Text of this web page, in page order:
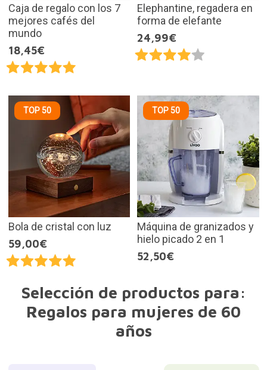
Caja de regalo con los 7
mejores cafés del
mundo
18,45€
Elephantine, regadera en
forma de elefante
24,99€
TOP 50
Bola de cristal con luz
59,00€
TOP 50
Máquina de granizados y
hielo picado 2 en 1
52,50€
Selección de productos para:
Regalos para mujeres de 60
años